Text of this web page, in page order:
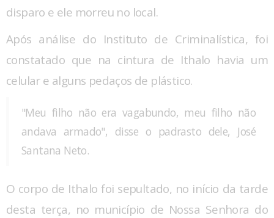
disparo e ele morreu no local.
Após análise do Instituto de Criminalística, foi
constatado que na cintura de Ithalo havia um
celular e alguns pedaços de plástico.
"Meu filho não era vagabundo, meu filho não
andava armado", disse o padrasto dele, José
Santana Neto.
O corpo de Ithalo foi sepultado, no início da tarde
desta terça, no município de Nossa Senhora do